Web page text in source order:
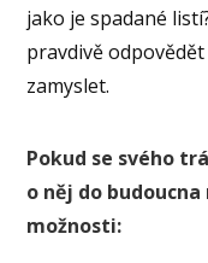
jako je spadané
pravdivě
zamyslet.
Pokud se svého
o něj do
možnosti: